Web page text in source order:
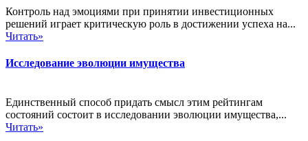
Контроль над эмоциями при принятии инвестиционных
решений играет критическую роль в достижении успеха на...
Читать»
Исследование эволюции имущества
Единственный способ придать смысл этим рейтингам
состояний состоит в исследовании эволюции имущества,...
Читать»